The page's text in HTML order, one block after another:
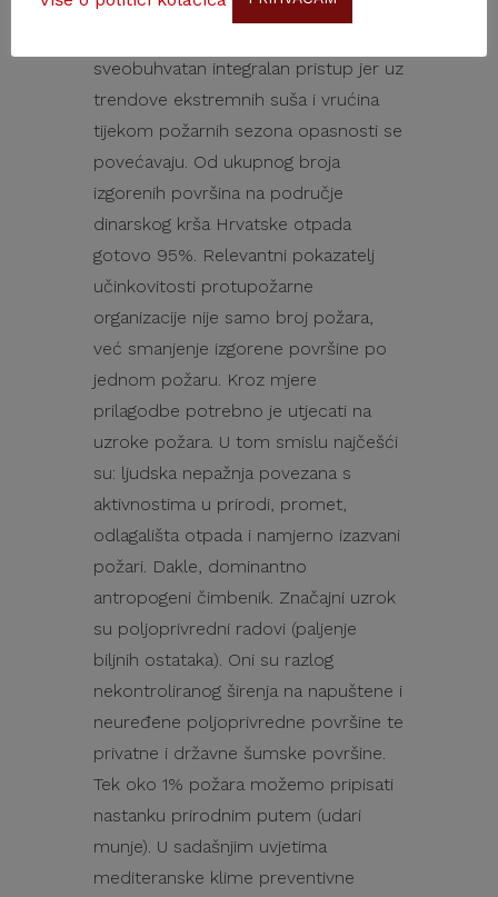
smanjenja izgorene površine i nastalih
sveobuhvatan integralan pristup jer uz
trendove ekstremnih suša i vrućina
tijekom požarnih sezona opasnosti se
povećavaju. Od ukupnog broja
izgorenih površina na područje
dinarskog krša Hrvatske otpada
gotovo 95%. Relevantni pokazatelj
učinkovitosti protupožarne
organizacije nije samo broj požara,
već smanjenje izgorene površine po
jednom požaru. Kroz mjere
prilagodbe potrebno je utjecati na
uzroke požara. U tom smislu najčešći
su: ljudska nepažnja povezana s
aktivnostima u prirodi, promet,
odlagališta otpada i namjerno izazvani
požari. Dakle, dominantno
antropogeni čimbenik. Značajni uzrok
su poljoprivredni radovi (paljenje
biljnih ostataka). Oni su razlog
nekontroliranog širenja na napuštene i
neuređene poljoprivredne površine te
privatne i državne šumske površine.
Tek oko 1% požara možemo pripisati
nastanku prirodnim putem (udari
munje). U sadašnjim uvjetima
mediteranske klime preventivne